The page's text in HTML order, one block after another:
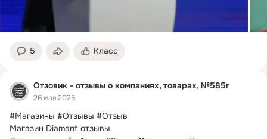
5 Класс
Отзовик - отзывы о компаниях, товарах, №585r
26 мая 2025
#Магазины #Отзывы #Отзыв
Магазин Diamant отзывы